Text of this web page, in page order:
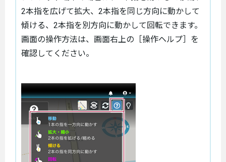
2本指を広げて拡大、2本指を同じ方向に動かして
傾ける、2本指を別方向に動かして回転できます。
画面の操作方法は、画面右上の［操作ヘルプ］を
確認してください。